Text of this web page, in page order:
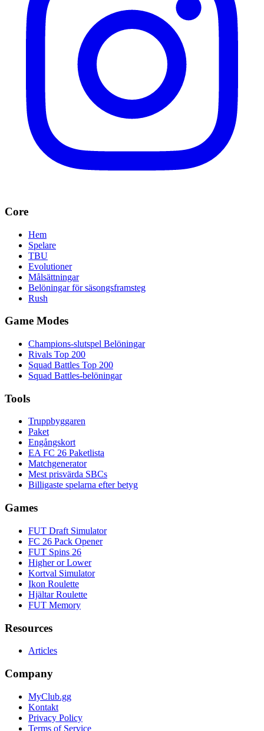
Core
Hem
Spelare
TBU
Evolutioner
Målsättningar
Belöningar för säsongsframsteg
Rush
Game Modes
Champions-slutspel Belöningar
Rivals Top 200
Squad Battles Top 200
Squad Battles-belöningar
Tools
Truppbyggaren
Paket
Engångskort
EA FC 26 Paketlista
Matchgenerator
Mest prisvärda SBCs
Billigaste spelarna efter betyg
Games
FUT Draft Simulator
FC 26 Pack Opener
FUT Spins 26
Higher or Lower
Kortval Simulator
Ikon Roulette
Hjältar Roulette
FUT Memory
Resources
Articles
Company
MyClub.gg
Kontakt
Privacy Policy
Terms of Service